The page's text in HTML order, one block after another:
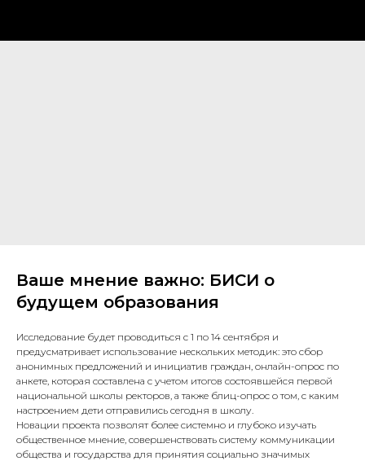
Ваше мнение важно: БИСИ о
будущем образования
Исследование будет проводиться с 1 по 14 сентября и
предусматривает использование нескольких методик: это сбор
анонимных предложений и инициатив граждан, онлайн-опрос по
анкете, которая составлена с учетом итогов состоявшейся первой
национальной школы ректоров, а также блиц-опрос о том, с каким
настроением дети отправились сегодня в школу.
Новации проекта позволят более системно и глубоко изучать
общественное мнение, совершенствовать систему коммуникации
общества и государства для принятия социально значимых